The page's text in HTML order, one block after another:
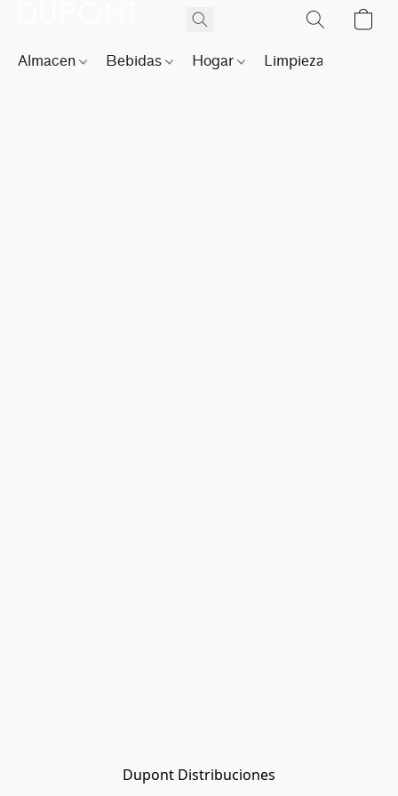
Almacen Bebidas Hogar Limpieza
Dupont Distribuciones